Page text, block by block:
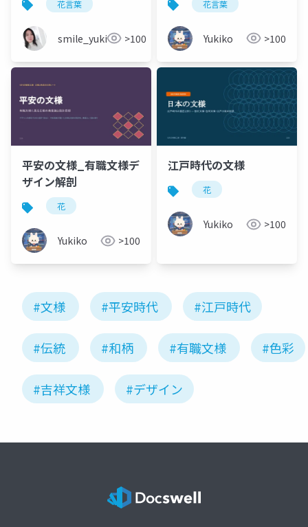
花言葉
smile_yukiko_it>100
花言葉
Yukiko >100
平安の文様_有職文様デ
ザイン解剖
花
Yukiko >100
江戸時代の文様
花
Yukiko >100
#文様 #平安時代 #江戸時代
#伝統 #和柄 #有職文様 #色彩
#吉祥文様 #デザイン